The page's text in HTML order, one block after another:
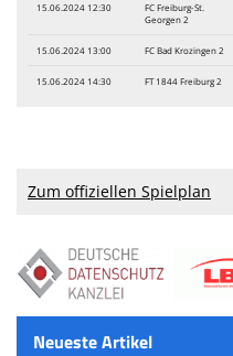
15.06.2024 12:30
FC Freiburg-St.
Georgen 2
15.06.2024 13:00 FC Bad Krozingen 2
15.06.2024 14:30 FT 1844 Freiburg 2
Zum offiziellen Spielplan
Neueste Artikel